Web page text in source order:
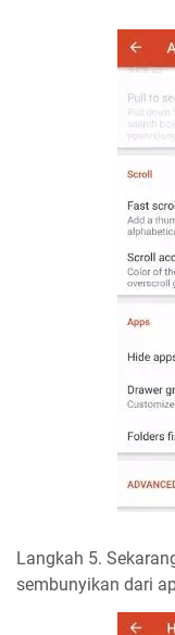
Langkah 5.
sembunyikan dari